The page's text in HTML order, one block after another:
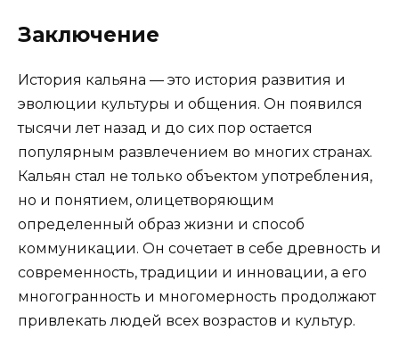
Заключение
История кальяна — это история развития и
эволюции культуры и общения. Он появился
тысячи лет назад и до сих пор остается
популярным развлечением во многих странах.
Кальян стал не только объектом употребления,
но и понятием, олицетворяющим
определенный образ жизни и способ
коммуникации. Он сочетает в себе древность и
современность, традиции и инновации, а его
многогранность и многомерность продолжают
привлекать людей всех возрастов и культур.